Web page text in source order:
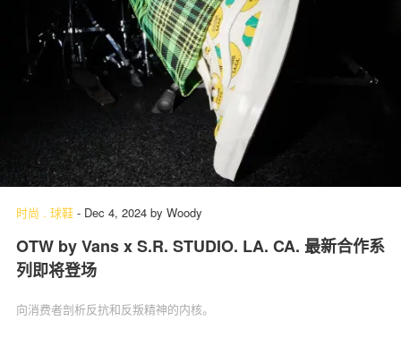
时尚 . 球鞋 - Dec 4, 2024 by Woody
OTW by Vans x S.R. STUDIO. LA. CA. 最新合作系
列即将登场
向消费者剖析反抗和反叛精神的内核。